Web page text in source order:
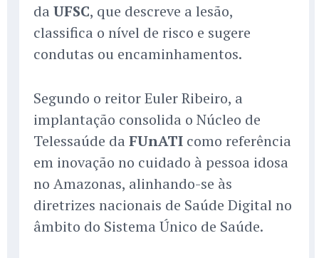
da UFSC, que descreve a lesão,
classifica o nível de risco e sugere
condutas ou encaminhamentos.
Segundo o reitor Euler Ribeiro, a
implantação consolida o Núcleo de
Telessaúde da FUnATI como referência
em inovação no cuidado à pessoa idosa
no Amazonas, alinhando-se às
diretrizes nacionais de Saúde Digital no
âmbito do Sistema Único de Saúde.